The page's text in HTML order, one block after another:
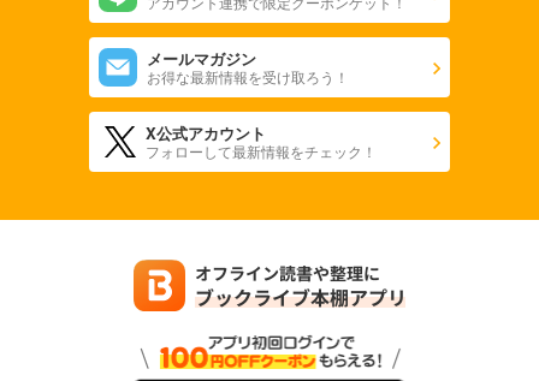
メールマガジン
お得な最新情報を受け取ろう！
X公式アカウント
フォローして最新情報をチェック！